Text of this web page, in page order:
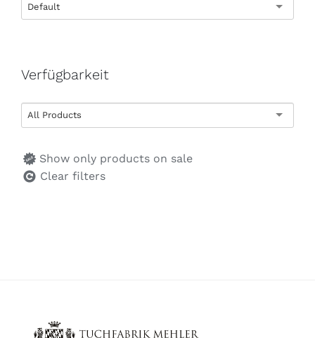
Default
Verfügbarkeit
All Products
Show only products on sale
Clear filters